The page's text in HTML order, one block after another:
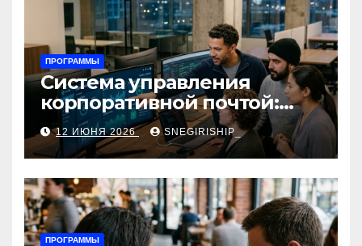
ПРОГРАММЫ
Система управления
корпоративной почтой:
функции, безопасность и
интеграция
12 ИЮНЯ 2026 SNEGIRISHIP_
ПРОГРАММЫ